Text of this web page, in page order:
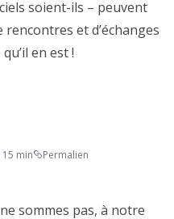
soient-ils – peuvent
rencontres et d’échanges
en est !
min Permalien
sommes pas, à notre